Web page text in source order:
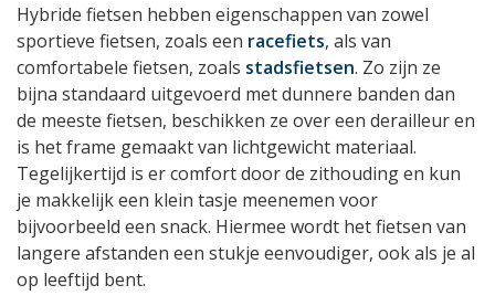
Hybride fietsen hebben eigenschappen van zowel
sportieve fietsen, zoals een racefiets, als van
comfortabele fietsen, zoals stadsfietsen. Zo zijn ze
bijna standaard uitgevoerd met dunnere banden dan
de meeste fietsen, beschikken ze over een derailleur en
is het frame gemaakt van lichtgewicht materiaal.
Tegelijkertijd is er comfort door de zithouding en kun
je makkelijk een klein tasje meenemen voor
bijvoorbeeld een snack. Hiermee wordt het fietsen van
langere afstanden een stukje eenvoudiger, ook als je al
op leeftijd bent.